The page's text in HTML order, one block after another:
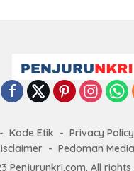
Kode Etik Privacy Policy
Pedoman
Penjurunkri.com. All